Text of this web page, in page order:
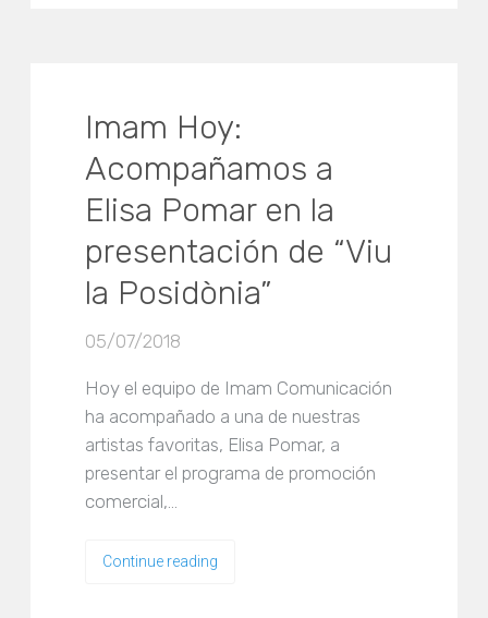
Imam Hoy:
Acompañamos a
Elisa Pomar en la
presentación de “Viu
la Posidònia”
05/07/2018
Hoy el equipo de Imam Comunicación
ha acompañado a una de nuestras
artistas favoritas, Elisa Pomar, a
presentar el programa de promoción
comercial,…
Continue reading